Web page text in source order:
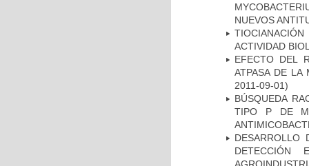
NUEVOS
ACTIVIDAD
EFECTO DEL
ATPASA DE LA
2011-09-01)
BÚSQUEDA
TIPO P DE
DESARROLLO
DETECCIÓN